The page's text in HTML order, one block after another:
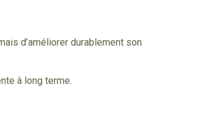
d’améliorer durablement son
à long terme.